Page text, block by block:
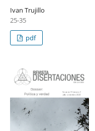
Ivan Trujillo
25-35
pdf